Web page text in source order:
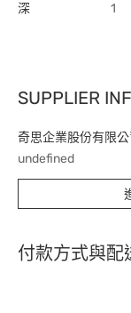
深 1
SUPPLIER
奇思企業股份有限公
undefined
付款方式與配